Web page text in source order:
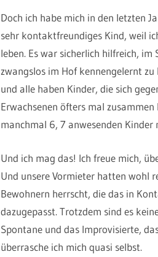
Doch ich habe mich in den letzten
sehr kontaktfreundiges Kind, weil
leben. Es war sicherlich hilfreich,
zwangslos im Hof kennengelernt
und alle haben Kinder, die sich
Erwachsenen öfters mal
manchmal 6, 7 anwesenden Kinder
Und ich mag das! Ich freue mich,
Und unsere Vormieter hatten wohl
Bewohnern herrscht, die das in
dazugepasst. Trotzdem sind es
Spontane und das Improvisierte,
überrasche ich mich quasi selbst.